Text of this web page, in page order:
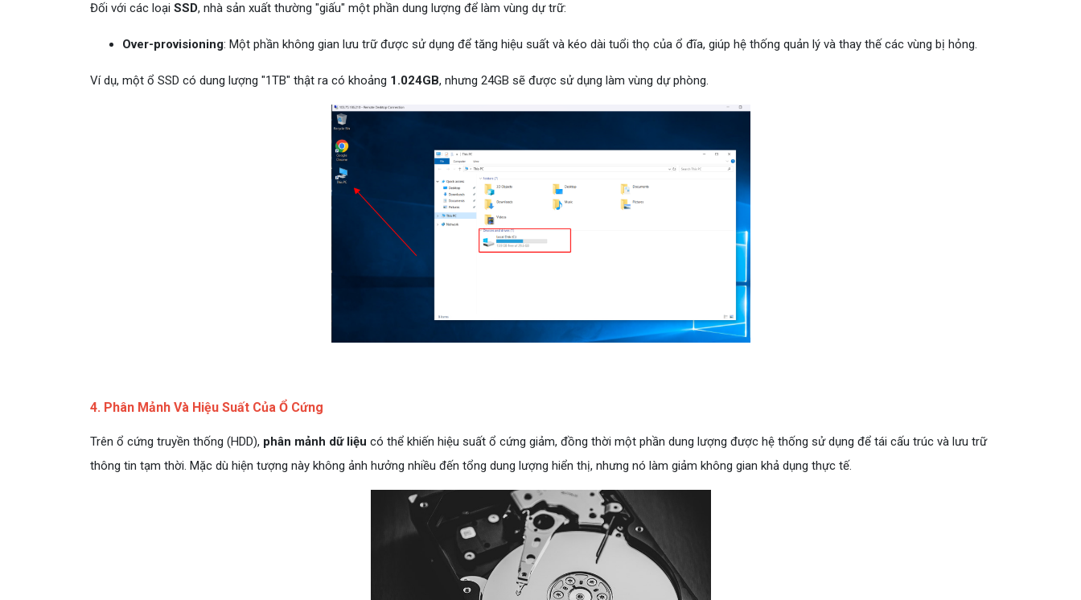
Đối với các loại SSD, nhà sản xuất thường "giấu" một phần dung lượng để làm vùng dự trữ:
Over-provisioning: Một phần không gian lưu trữ được sử dụng để tăng hiệu suất và kéo dài tuổi thọ của ổ đĩa, giúp hệ thống quản lý và thay thế các vùng bị hỏng.
Ví dụ, một ổ SSD có dung lượng "1TB" thật ra có khoảng 1.024GB, nhưng 24GB sẽ được sử dụng làm vùng dự phòng.
4. Phân Mảnh Và Hiệu Suất Của Ổ Cứng
Trên ổ cứng truyền thống (HDD), phân mảnh dữ liệu có thể khiến hiệu suất ổ cứng giảm, đồng thời một phần dung lượng được hệ thống sử dụng để tái cấu trúc và lưu trữ
thông tin tạm thời. Mặc dù hiện tượng này không ảnh hưởng nhiều đến tổng dung lượng hiển thị, nhưng nó làm giảm không gian khả dụng thực tế.